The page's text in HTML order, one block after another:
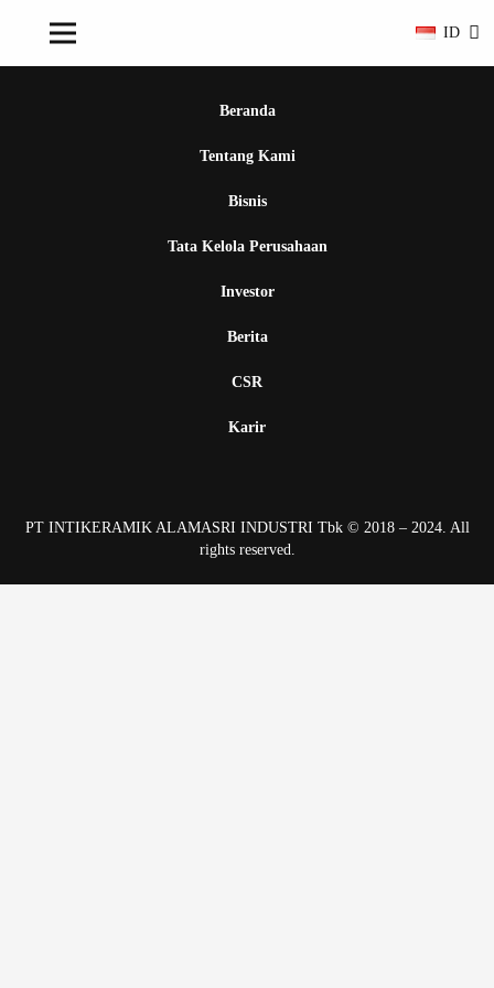
ID
Beranda
Tentang Kami
Bisnis
Tata Kelola Perusahaan
Investor
Berita
CSR
Karir
PT INTIKERAMIK ALAMASRI INDUSTRI Tbk © 2018 – 2024. All
rights reserved.